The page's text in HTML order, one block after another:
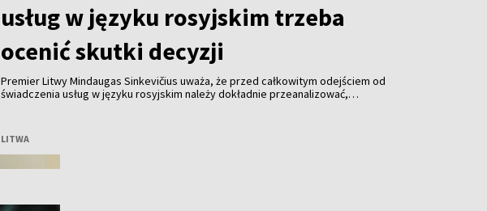
usług w języku rosyjskim trzeba
ocenić skutki decyzji
Premier Litwy Mindaugas Sinkevičius uważa, że przed całkowitym odejściem od
świadczenia usług w języku rosyjskim należy dokładnie przeanalizować,
indywidualnie.
LITWA